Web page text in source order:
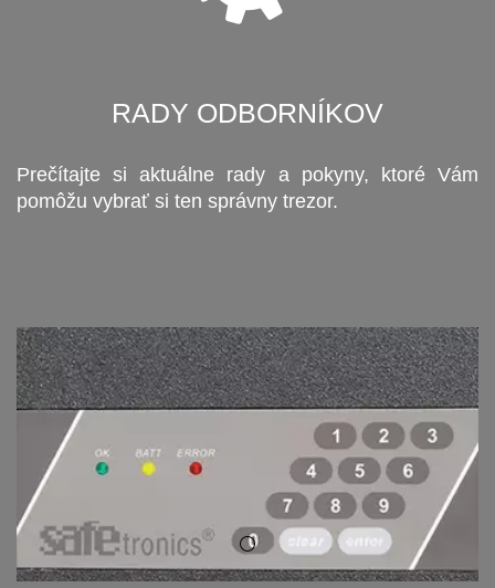
RADY ODBORNÍKOV
Prečítajte si aktuálne rady a pokyny, ktoré Vám
pomôžu vybrať si ten správny trezor.